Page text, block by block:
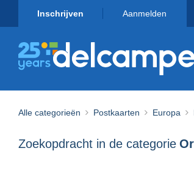
Inschrijven Aanmelden
Alle categorieën Postkaarten Europa
Zoekopdracht in de categorie